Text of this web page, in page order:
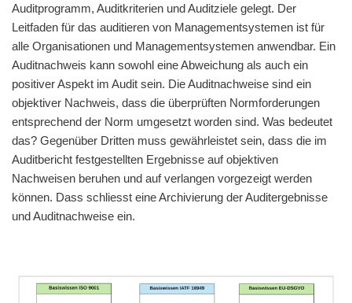
Auditprogramm, Auditkriterien und Auditziele gelegt. Der
Leitfaden für das auditieren von Managementsystemen ist für
alle Organisationen und Managementsystemen anwendbar. Ein
Auditnachweis kann sowohl eine Abweichung als auch ein
positiver Aspekt im Audit sein. Die Auditnachweise sind ein
objektiver Nachweis, dass die überprüften Normforderungen
entsprechend der Norm umgesetzt worden sind. Was bedeutet
das? Gegenüber Dritten muss gewährleistet sein, dass die im
Auditbericht festgestellten Ergebnisse auf objektiven
Nachweisen beruhen und auf verlangen vorgezeigt werden
können. Dass schliesst eine Archivierung der Auditergebnisse
und Auditnachweise ein.